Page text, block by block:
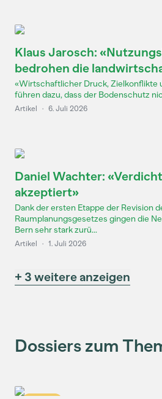
Klaus Jarosch:
bedrohen die
«Wirtschaftlicher Druck, Zielkonflikte
führen dazu, dass der Bodenschutz
Artikel · 6. Juli 2026
Daniel Wachter:
akzeptiert»
Dank der ersten Etappe der Revision
Raumplanungsgesetzes gingen die
Bern sehr stark zurü...
Artikel · 1. Juli 2026
+ 3 weitere anzeigen
Dossiers zum